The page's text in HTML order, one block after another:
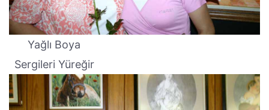
Yağlı Boya
Sergileri Yüreğir